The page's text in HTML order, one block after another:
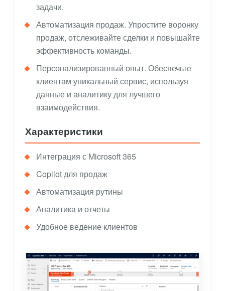
задачи.
Автоматизация продаж. Упростите воронку
продаж, отслеживайте сделки и повышайте
эффективность команды.
Персонализированный опыт. Обеспечьте
клиентам уникальный сервис, используя
данные и аналитику для лучшего
взаимодействия.
Характеристики
Интеграция с Microsoft 365
Copilot для продаж
Автоматизация рутины
Аналитика и отчеты
Удобное ведение клиентов